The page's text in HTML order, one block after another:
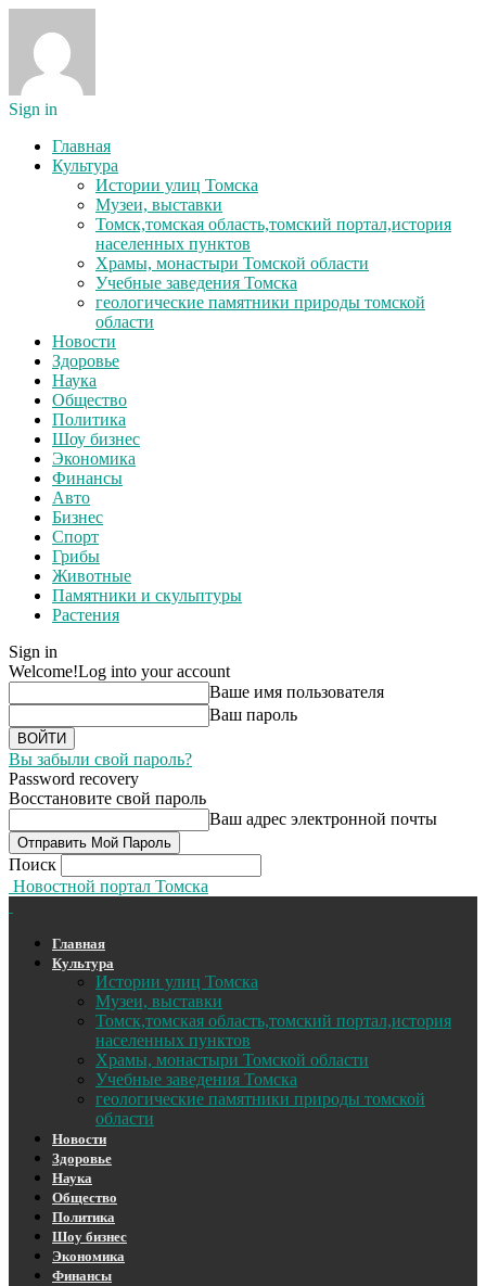
Sign in
Главная
Культура
Истории улиц Томска
Музеи, выставки
Томск,томская область,томский портал,история
населенных пунктов
Храмы, монастыри Томской области
Учебные заведения Томска
геологические памятники природы томской
области
Новости
Здоровье
Наука
Общество
Политика
Шоу бизнес
Экономика
Финансы
Авто
Бизнес
Спорт
Грибы
Животные
Памятники и скульптуры
Растения
Sign in
Welcome!Log into your account
Ваше имя пользователя
Ваш пароль
Вы забыли свой пароль?
Password recovery
Восстановите свой пароль
Ваш адрес электронной почты
Поиск
Новостной портал Томска
Главная
Культура
Истории улиц Томска
Музеи, выставки
Томск,томская область,томский портал,история
населенных пунктов
Храмы, монастыри Томской области
Учебные заведения Томска
геологические памятники природы томской
области
Новости
Здоровье
Наука
Общество
Политика
Шоу бизнес
Экономика
Финансы